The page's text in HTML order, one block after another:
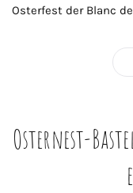
Osterfest der Blanc
Osternest-